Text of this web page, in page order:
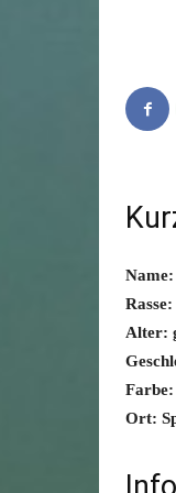
Alter:
Ort: